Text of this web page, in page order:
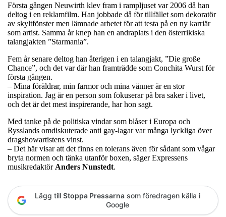
Första gången Neuwirth klev fram i rampljuset var 2006 då han
deltog i en reklamfilm. Han jobbade då för tillfället som dekoratör
av skyltfönster men lämnade arbetet för att testa på en ny karriär
som artist. Samma år knep han en andraplats i den österrikiska
talangjakten ”Starmania”.
Fem år senare deltog han återigen i en talangjakt, ”Die große
Chance”, och det var där han framträdde som Conchita Wurst för
första gången.
– Mina föräldrar, min farmor och mina vänner är en stor
inspiration. Jag är en person som fokuserar på bra saker i livet,
och det är det mest inspirerande, har hon sagt.
Med tanke på de politiska vindar som blåser i Europa och
Rysslands omdiskuterade anti gay-lagar var många lyckliga över
dragshowartistens vinst.
– Det här visar att det finns en tolerans även för sådant som vågar
bryta normen och tänka utanför boxen, säger Expressens
musikredaktör Anders Nunstedt.
Lägg till Stoppa Pressarna som föredragen källa i
Google